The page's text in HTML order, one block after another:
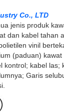
Co., LTD
jenis produk
dan kabel tahan
vinil
(paduan)
kontrol; kabel
Garis